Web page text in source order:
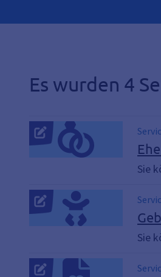
Es wurden 4
Sie
Sie